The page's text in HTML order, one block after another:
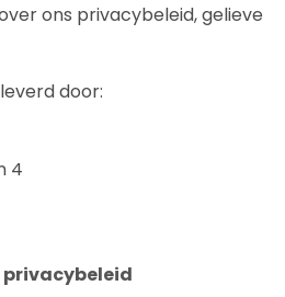
ons privacybeleid, gelieve
door:
4
privacybeleid